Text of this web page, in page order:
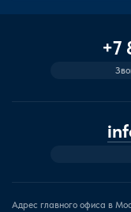
+7
Адрес главного офиса в